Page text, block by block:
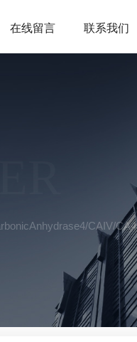
在线留言 联系我们
CAIV/CA4